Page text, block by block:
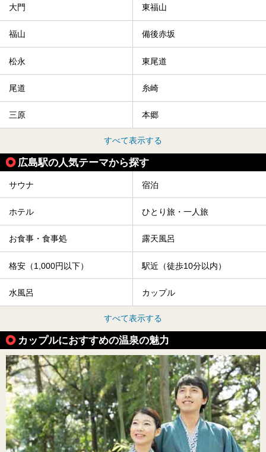
大門 東福山
福山 備後赤坂
松永 東尾道
尾道 糸崎
三原 本郷
すべて表示する
広島駅の人気テーマから探す
サウナ 宿泊
ホテル ひとり旅・一人旅
お食事・食事処 露天風呂
格安（1,000円以下） 駅近（徒歩10分以内）
水風呂 カップル
すべて表示する
カップルにおすすめの温泉の魅力